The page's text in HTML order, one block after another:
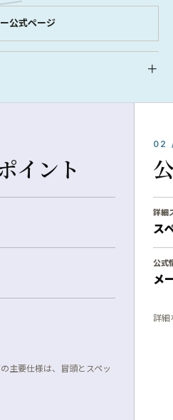
公式ページ
イント
主要仕様は、冒頭とスペッ
02
詳細
ス
公式
メ
詳細